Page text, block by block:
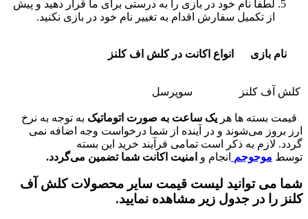
نام خود در بازی را به درستی برای ما قرار دهید و پیش
تکمیل سفارش اقدام به تغییر نام خود در بازی نکنید.
انواع اکانت در کلش اف کلنز
ها هریک ساعت به صورت اتوماتیکبه توجه به نرخ
می‌شوند و در آینده از شما درخواست وجه اضافه نمی
به ذکر است تمامی فرآیند خرید این بسته
انجام وامنیت اکانت شما تضمین می‌گردد.
توانید لیست قیمت سایر محصولات کلش آف
در جدول زیر مشاهده نمایید.